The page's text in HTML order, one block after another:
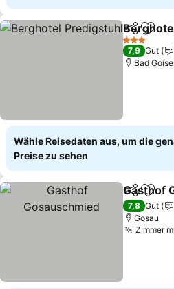
TeilenZu
3 Sterne
7,9 Gut
Bad
Wähle Reisedaten aus, um die
Preise zu sehen
TeilenZu
Gasthof
7,8 Gut
Gosau
Zimmer